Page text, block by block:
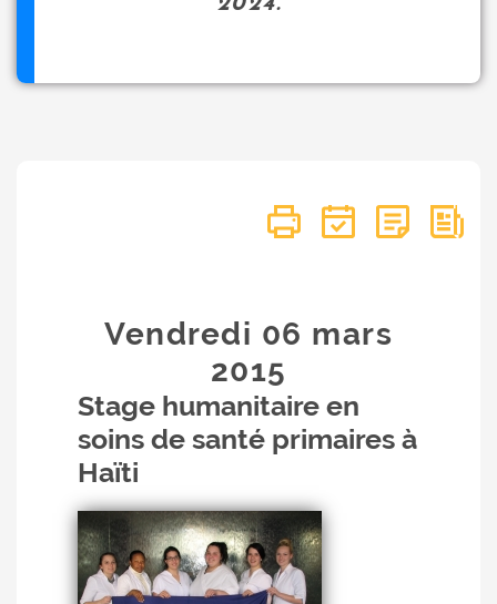
2024.
Vendredi 06 mars
2015
Stage humanitaire en
soins de santé primaires à
Haïti